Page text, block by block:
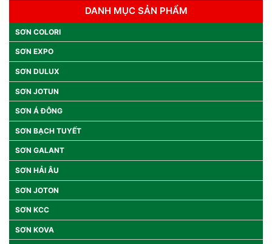
DANH MỤC SẢN PHẨM
SƠN COLORI
SƠN EXPO
SƠN DULUX
SƠN JOTUN
SƠN Á ĐÔNG
SƠN BẠCH TUYẾT
SƠN GALANT
SƠN HẢI ÂU
SƠN JOTON
SƠN KCC
SƠN KOVA